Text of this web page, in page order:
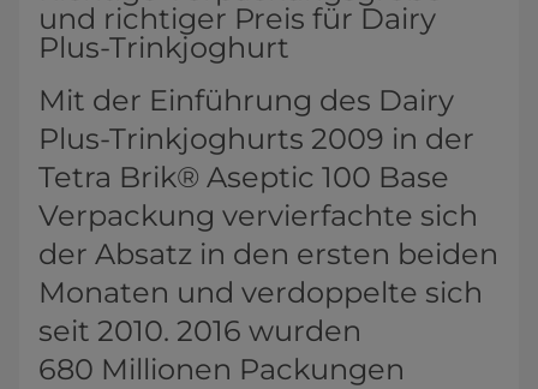
und richtiger Preis​ für Dairy
Plus​​-Trinkjoghurt
Mit der Einführung des Dairy
Plus-Trinkjoghurts 2009 in der
Tetra Brik® Aseptic 100 Base
Verpackung vervierfachte sich
der Absatz in den ersten beiden
Monaten und verdoppelte sich
seit 2010. 2016 wurden
680 Millionen Packungen